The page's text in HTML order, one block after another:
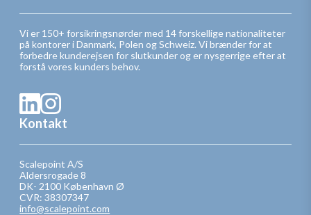
Vi er 150+ forsikringsnørder med 14 forskellige nationaliteter
på kontorer i Danmark, Polen og Schweiz. Vi brænder for at
forbedre kunderejsen for slutkunder og er nysgerrige efter at
forstå vores kunders behov.
Kontakt
Scalepoint A/S
Aldersrogade 8
DK- 2100 København Ø
CVR: 38307347
info@scalepoint.com